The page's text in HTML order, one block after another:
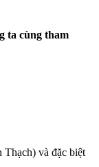
ta cùng tham
và đặc biệt